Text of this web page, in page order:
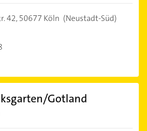
42,50677 Köln (Neustadt-Süd)
Gotland